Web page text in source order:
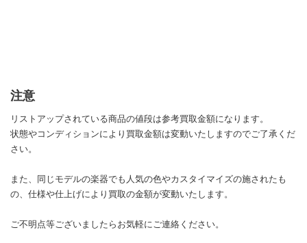
注意
リストアップされている商品の値段は参考買取金額になります。
状態やコンディションにより買取金額は変動いたしますのでご了承くだ
さい。
また、同じモデルの楽器でも人気の色やカスタイマイズの施されたも
の、仕様や仕上げにより買取の金額が変動いたします。
ご不明点等ございましたらお気軽にご連絡ください。